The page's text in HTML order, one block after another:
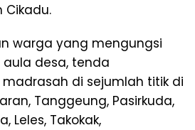
Cikadu.
warga yang mengungsi
desa, tenda
di sejumlah titik di
Tanggeung, Pasirkuda,
Leles, Takokak,